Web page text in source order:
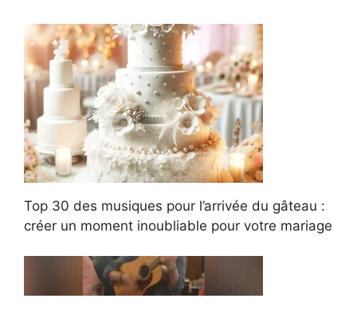
Top 30 des musiques pour l’arrivée du gâteau :
créer un moment inoubliable pour votre mariage